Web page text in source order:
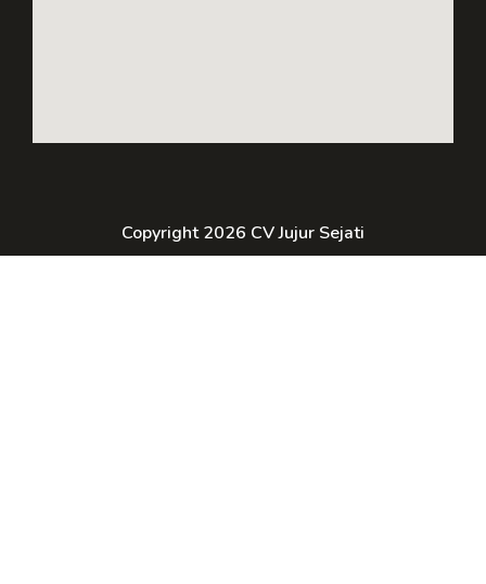
Copyright 2026 CV Jujur Sejati